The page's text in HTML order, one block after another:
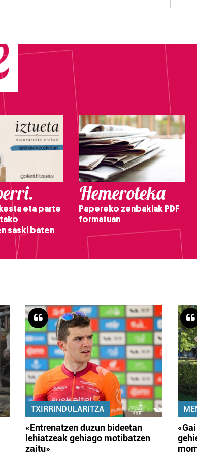
eta parte
saski baten
Hemeroteka
Papereko zenbakiak PDF
formatuan
TXIRRINDULARITZA
«Entrenatzen duzun bideetan
lehiatzeak gehiago motibatzen
zaitu»